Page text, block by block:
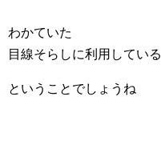
わかていた
目線そらしに利用している
ということでしょうね